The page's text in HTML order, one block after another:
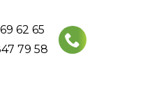
62 65
79 58